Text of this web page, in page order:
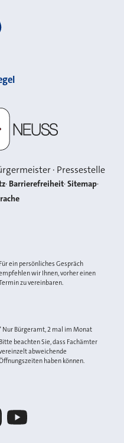
· Pressestelle
Barrierefreiheit Sitemap
Für ein persönliches Gespräch
wir Ihnen, vorher einen
zu vereinbaren.
Nur Bürgeramt, 2 mal im Monat
Bitte beachten Sie, dass Fachämter
abweichende
haben können.